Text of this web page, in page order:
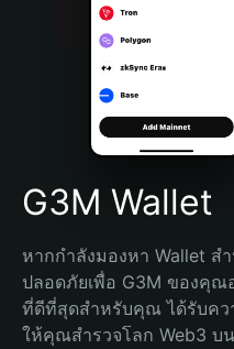
Português (Brasil)
Español (Argentina)
G3M Wallet
หากกำลังมองหา Wallet ส
ปลอดภัยเพื่อ G3M ของคุณ
ที่ดีที่สุดสำหรับคุณ ได้รับคว
ให้คุณสำรวจโลก Web3 บ